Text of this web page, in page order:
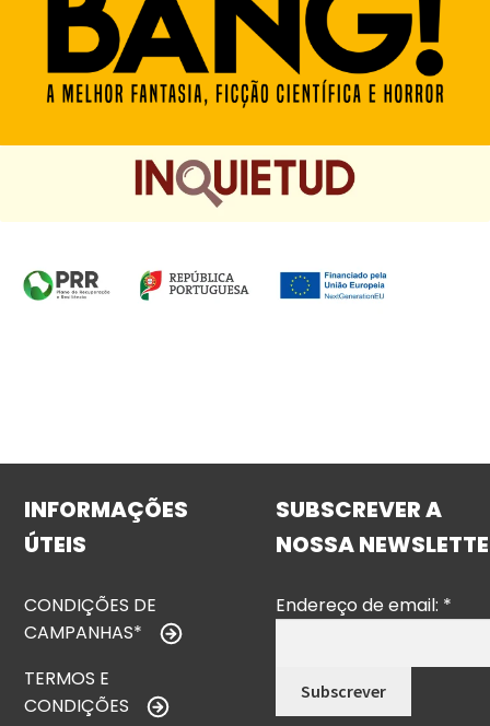
INFORMAÇÕES
ÚTEIS
CONDIÇÕES DE
CAMPANHAS*
TERMOS E
CONDIÇÕES
SUBSCREVER A
NOSSA
Endereço de email: *